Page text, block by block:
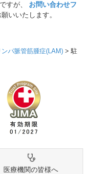
すが、 お問い合わせフ
いいたします。
ンパ脈管筋腫症(LAM) >駐
医療機関の皆様へ